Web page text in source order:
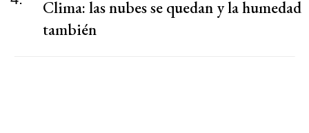
Clima: las nubes se quedan y la humedad
también